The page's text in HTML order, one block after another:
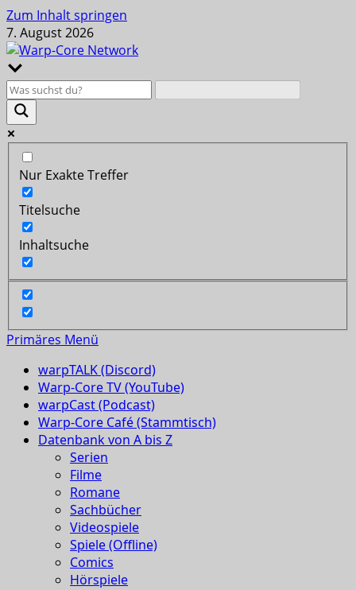
Zum Inhalt springen
7. August 2026
Nur Exakte Treffer
Titelsuche
Inhaltsuche
Primäres Menü
warpTALK (Discord)
Warp-Core TV (YouTube)
warpCast (Podcast)
Warp-Core Café (Stammtisch)
Datenbank von A bis Z
Serien
Filme
Romane
Sachbücher
Videospiele
Spiele (Offline)
Comics
Hörspiele